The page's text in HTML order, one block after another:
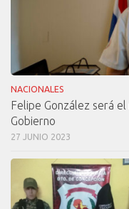
NACIONALES
Felipe González será
Gobierno
27 JUNIO 2023